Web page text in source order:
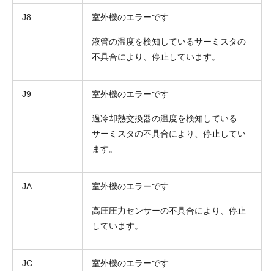
J8 室外機のエラーです
液管の温度を検知しているサーミスタの
不具合により、停止しています。
J9 室外機のエラーです
過冷却熱交換器の温度を検知している
サーミスタの不具合により、停止してい
ます。
JA 室外機のエラーです
高圧圧力センサーの不具合により、停止
しています。
JC 室外機のエラーです